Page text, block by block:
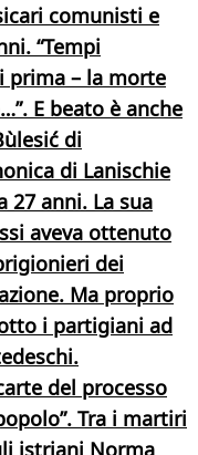
comunisti e
“Tempi
prima – la morte
E beato è anche
di
di Lanischie
27 anni. La sua
aveva ottenuto
dei
Ma proprio
i partigiani ad
del processo
Tra i martiri
istriani Norma